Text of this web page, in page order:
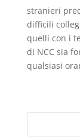
stranieri
difficili
quelli con i
di NCC sia
qualsiasi